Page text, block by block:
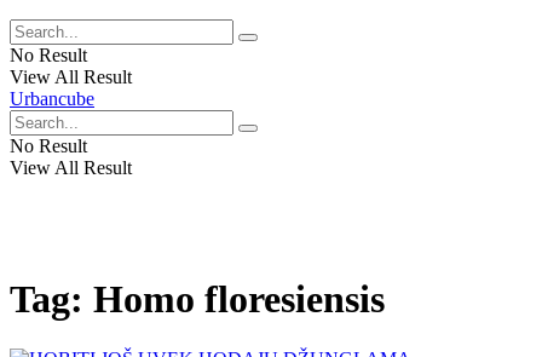
No Result
View All Result
Urbancube
No Result
View All Result
Tag: Homo floresiensis